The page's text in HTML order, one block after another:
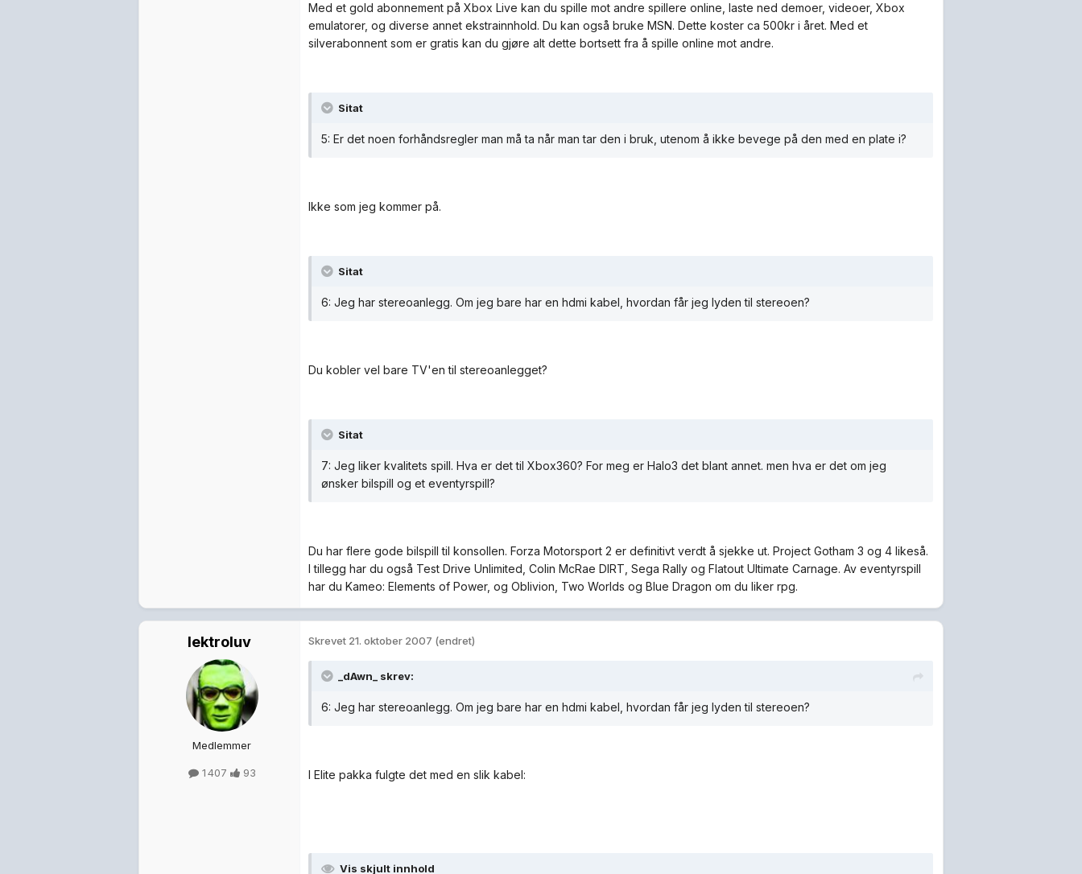
Med et gold abonnement på Xbox Live kan du spille mot andre spillere online, laste ned demoer, videoer, Xbox
emulatorer, og diverse annet ekstrainnhold. Du kan også bruke MSN. Dette koster ca 500kr i året. Med et
silverabonnent som er gratis kan du gjøre alt dette bortsett fra å spille online mot andre.
Sitat
5: Er det noen forhåndsregler man må ta når man tar den i bruk, utenom å ikke bevege på den med en plate i?
Ikke som jeg kommer på.
Sitat
6: Jeg har stereoanlegg. Om jeg bare har en hdmi kabel, hvordan får jeg lyden til stereoen?
Du kobler vel bare TV'en til stereoanlegget?
Sitat
7: Jeg liker kvalitets spill. Hva er det til Xbox360? For meg er Halo3 det blant annet. men hva er det om jeg
ønsker bilspill og et eventyrspill?
Du har flere gode bilspill til konsollen. Forza Motorsport 2 er definitivt verdt å sjekke ut. Project Gotham 3 og 4 likeså.
I tillegg har du også Test Drive Unlimited, Colin McRae DIRT, Sega Rally og Flatout Ultimate Carnage. Av eventyrspill
har du Kameo: Elements of Power, og Oblivion, Two Worlds og Blue Dragon om du liker rpg.
lektroluv
Medlemmer
1 407 93
Skrevet 21. oktober 2007 (endret)
_dAwn_ skrev:
6: Jeg har stereoanlegg. Om jeg bare har en hdmi kabel, hvordan får jeg lyden til stereoen?
I Elite pakka fulgte det med en slik kabel:
Vis skjult innhold